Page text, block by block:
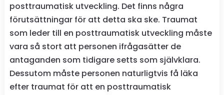
posttraumatisk utveckling. Det finns några
förutsättningar för att detta ska ske. Traumat
som leder till en posttraumatisk utveckling måste
vara så stort att personen ifrågasätter de
antaganden som tidigare setts som självklara.
Dessutom måste personen naturligtvis få läka
efter traumat för att en posttraumatisk